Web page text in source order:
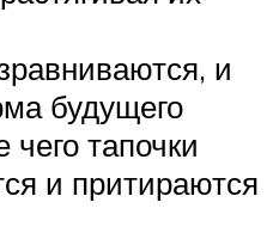
и
будущего
чего тапочки
и притираются